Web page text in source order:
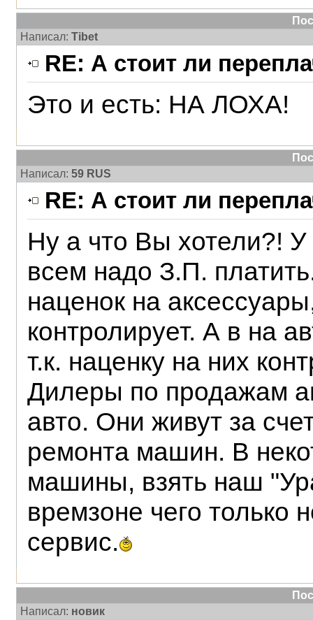
Написал: Tibet
RE: А стоит ли
Это и есть: НА ЛОХА!
Написал: 59 RUS
RE: А стоит ли
Ну а что Вы хотели?!
всем надо З.П.
наценок на
контролирует. А в на
т.к. наценку на них
Дилеры по продажам
авто. Они живут за
ремонта машин. В
машины, взять наш
времзоне чего только
сервис.
Написал: новик